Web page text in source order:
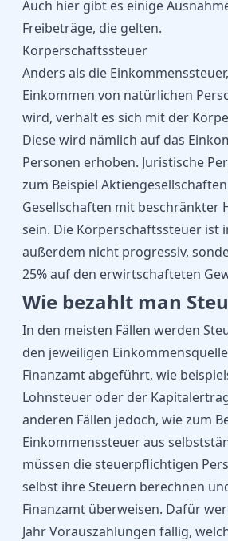
Auch hier gibt es einige
Freibeträge, die gelten.
Körperschaftssteuer
Anders als die
Einkommen von natürlichen
wird, verhält es sich mit der
Diese wird nämlich auf das
Personen erhoben. Juristische
zum Beispiel
Gesellschaften mit beschränkter
sein. Die Körperschaftssteuer ist
außerdem nicht progressiv,
25% auf den erwirtschafteten
Wie bezahlt man
In den meisten Fällen werden
den jeweiligen
Finanzamt abgeführt, wie
Lohnsteuer oder der
anderen Fällen jedoch, wie zum
Einkommenssteuer aus
müssen die steuerpflichtigen
selbst ihre Steuern berechnen
Finanzamt überweisen. Dafür
Jahr Vorauszahlungen fällig,